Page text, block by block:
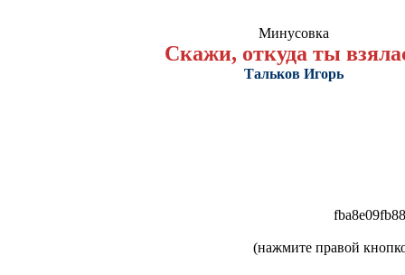
Минусовка
Скажи, откуда ты
Тальков Игорь
(нажмите правой